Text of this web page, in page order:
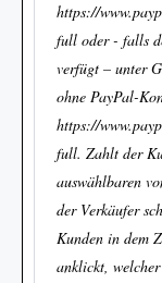
https://
full oder - falls
verfügt – unter
ohne PayPal-
https://
full. Zahlt der
auswählbaren
der Verkäufer
Kunden in dem
anklickt,